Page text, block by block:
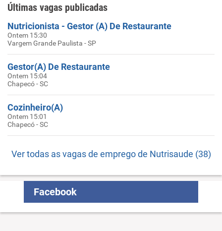
Últimas vagas publicadas
Nutricionista - Gestor (A) De Restaurante
Ontem 15:30
Vargem Grande Paulista - SP
Gestor(A) De Restaurante
Ontem 15:04
Chapecó - SC
Cozinheiro(A)
Ontem 15:01
Chapecó - SC
Ver todas as vagas de emprego de Nutrisaude (38)
Facebook